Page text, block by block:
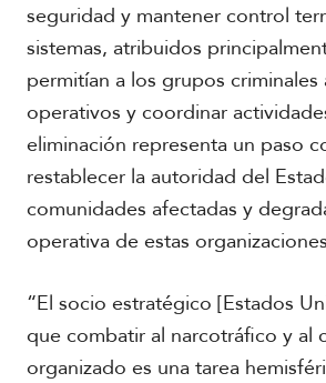
seguridad y mantener control
sistemas, atribuidos
permitían a los grupos criminales
operativos y coordinar
eliminación representa un paso
restablecer la autoridad del
comunidades afectadas y
operativa de estas
“El socio estratégico [Estados
que combatir al narcotráfico y al
organizado es una tarea